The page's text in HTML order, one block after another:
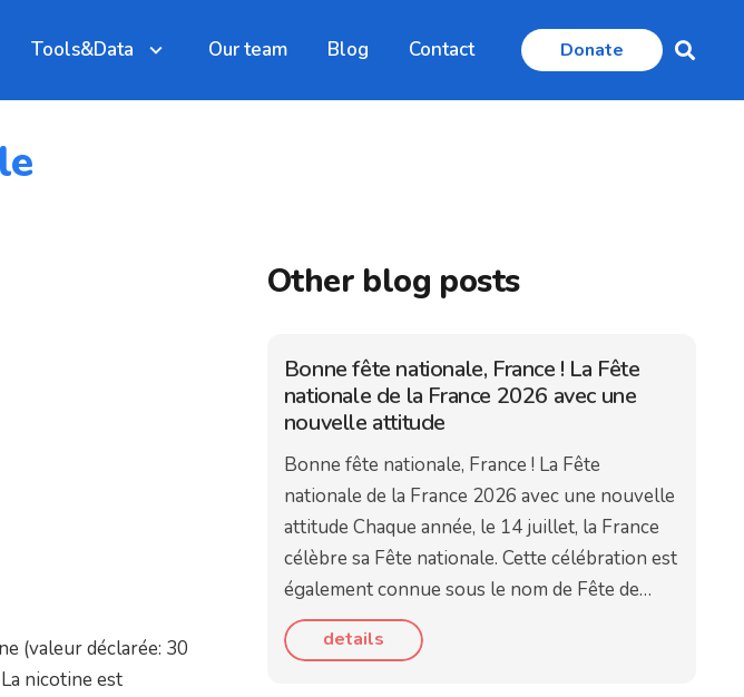
Tools&Data Our team Blog Contact Donate
(valeur déclarée: 30
nicotine est
Other blog posts
Bonne fête nationale, France ! La Fête
nationale de la France 2026 avec une
nouvelle attitude
Bonne fête nationale, France ! La Fête
nationale de la France 2026 avec une nouvelle
attitude Chaque année, le 14 juillet, la France
célèbre sa Fête nationale. Cette célébration est
également connue sous le nom de Fête de…
details